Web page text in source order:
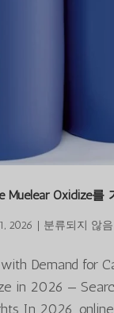
Muelear Oxidize를
2026 | 분류되지 않음
Demand for
in 2026 —
In 2026,